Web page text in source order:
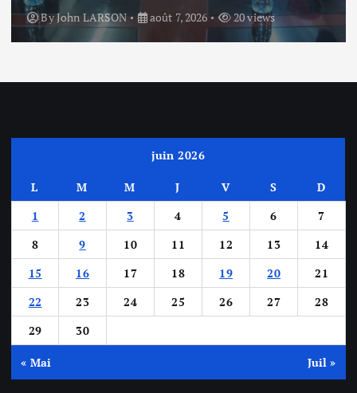
ByJohn LARSON août 7, 2026 20 views
juin 2026
L M M J V S
D
1
2 3 4 5 6
7
8
9 10 11 12 13
14
15
16 17 18 19 20
21
22
23 24 25 26 27
28
29
30
« Mai Juil »